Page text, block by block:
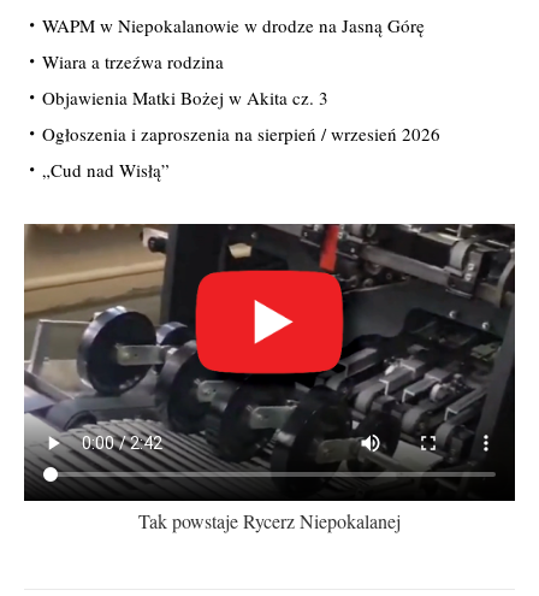
WAPM w Niepokalanowie w drodze na Jasną Górę
Wiara a trzeźwa rodzina
Objawienia Matki Bożej w Akita cz. 3
Ogłoszenia i zaproszenia na sierpień / wrzesień 2026
„Cud nad Wisłą”
Tak powstaje Rycerz Niepokalanej